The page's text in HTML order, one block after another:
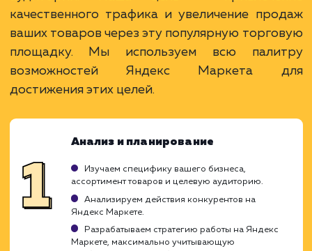
запросы.
Возможность сравнения с конкурентами.
Широкий охват и доступ к большой
аудитории.
Ограничения
Высокая конкуренция и цена за клик.
Требуется качественная оптимизация